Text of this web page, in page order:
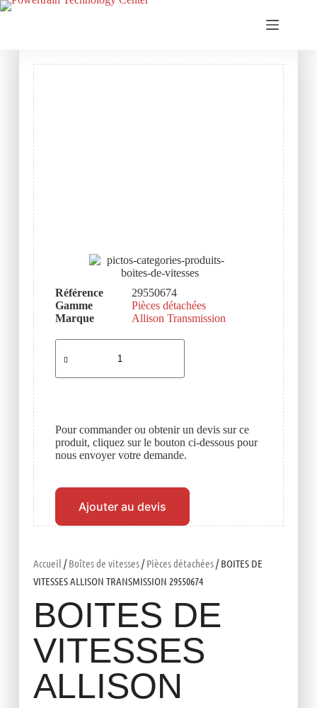
Accueil /Boîtes de vitesses/Pièces détachées/ BOITES DE
VITESSES ALLISON TRANSMISSION 29550674
BOITES DE
VITESSES
ALLISON
Référence
29550674
Gamme
Pièces détachées
Marque
Allison Transmission
Pour commander ou obtenir un devis sur ce
produit, cliquez sur le bouton ci-dessous pour
nous envoyer votre demande.
Ajouter au devis